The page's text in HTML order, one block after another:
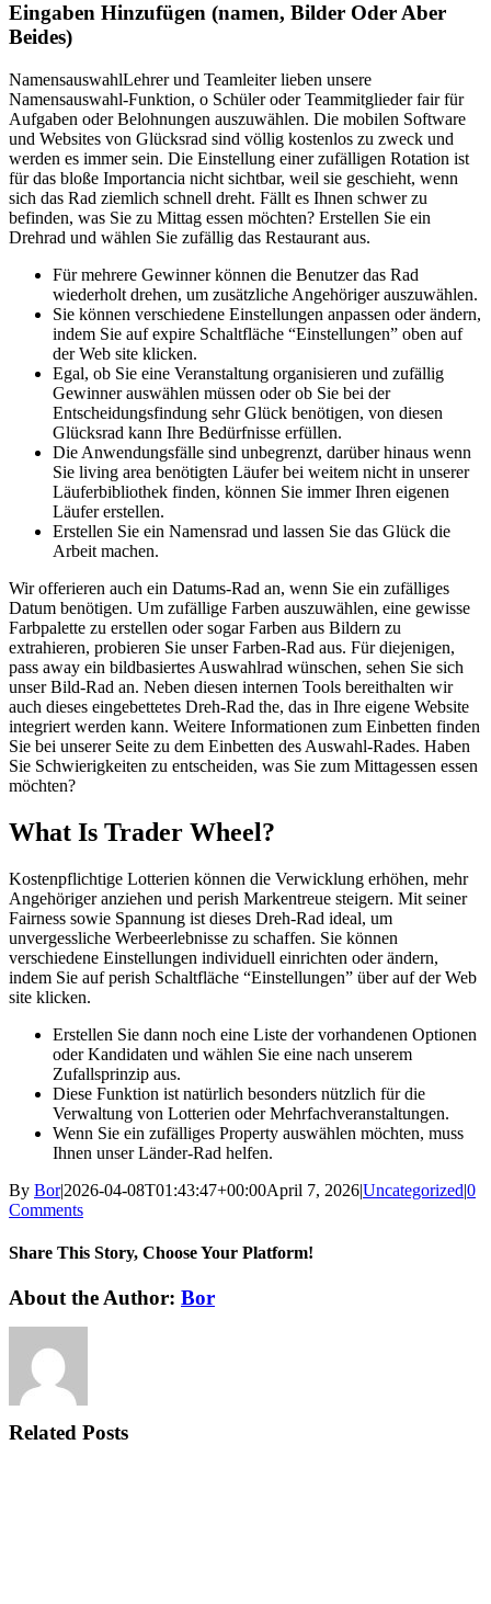
Eingaben Hinzufügen (namen, Bilder Oder Aber
Beides)
NamensauswahlLehrer und Teamleiter lieben unsere
Namensauswahl-Funktion, o Schüler oder Teammitglieder fair für
Aufgaben oder Belohnungen auszuwählen. Die mobilen Software
und Websites von Glücksrad sind völlig kostenlos zu zweck und
werden es immer sein. Die Einstellung einer zufälligen Rotation ist
für das bloße Importancia nicht sichtbar, weil sie geschieht, wenn
sich das Rad ziemlich schnell dreht. Fällt es Ihnen schwer zu
befinden, was Sie zu Mittag essen möchten? Erstellen Sie ein
Drehrad und wählen Sie zufällig das Restaurant aus.
Für mehrere Gewinner können die Benutzer das Rad
wiederholt drehen, um zusätzliche Angehöriger auszuwählen.
Sie können verschiedene Einstellungen anpassen oder ändern,
indem Sie auf expire Schaltfläche “Einstellungen” oben auf
der Web site klicken.
Egal, ob Sie eine Veranstaltung organisieren und zufällig
Gewinner auswählen müssen oder ob Sie bei der
Entscheidungsfindung sehr Glück benötigen, von diesen
Glücksrad kann Ihre Bedürfnisse erfüllen.
Die Anwendungsfälle sind unbegrenzt, darüber hinaus wenn
Sie living area benötigten Läufer bei weitem nicht in unserer
Läuferbibliothek finden, können Sie immer Ihren eigenen
Läufer erstellen.
Erstellen Sie ein Namensrad und lassen Sie das Glück die
Arbeit machen.
Wir offerieren auch ein Datums-Rad an, wenn Sie ein zufälliges
Datum benötigen. Um zufällige Farben auszuwählen, eine gewisse
Farbpalette zu erstellen oder sogar Farben aus Bildern zu
extrahieren, probieren Sie unser Farben-Rad aus. Für diejenigen,
pass away ein bildbasiertes Auswahlrad wünschen, sehen Sie sich
unser Bild-Rad an. Neben diesen internen Tools bereithalten wir
auch dieses eingebettetes Dreh-Rad the, das in Ihre eigene Website
integriert werden kann. Weitere Informationen zum Einbetten finden
Sie bei unserer Seite zu dem Einbetten des Auswahl-Rades. Haben
Sie Schwierigkeiten zu entscheiden, was Sie zum Mittagessen essen
möchten?
What Is Trader Wheel?
Kostenpflichtige Lotterien können die Verwicklung erhöhen, mehr
Angehöriger anziehen und perish Markentreue steigern. Mit seiner
Fairness sowie Spannung ist dieses Dreh-Rad ideal, um
unvergessliche Werbeerlebnisse zu schaffen. Sie können
verschiedene Einstellungen individuell einrichten oder ändern,
indem Sie auf perish Schaltfläche “Einstellungen” über auf der Web
site klicken.
Erstellen Sie dann noch eine Liste der vorhandenen Optionen
oder Kandidaten und wählen Sie eine nach unserem
Zufallsprinzip aus.
Diese Funktion ist natürlich besonders nützlich für die
Verwaltung von Lotterien oder Mehrfachveranstaltungen.
Wenn Sie ein zufälliges Property auswählen möchten, muss
Ihnen unser Länder-Rad helfen.
By Bor|2026-04-08T01:43:47+00:00April 7, 2026|Uncategorized|0
Comments
Share This Story, Choose Your Platform!
Facebook
Twitter
Reddit
LinkedIn
WhatsApp
Tumblr
Pinterest
Vk
Xing
Email
About the Author: Bor
Related Posts